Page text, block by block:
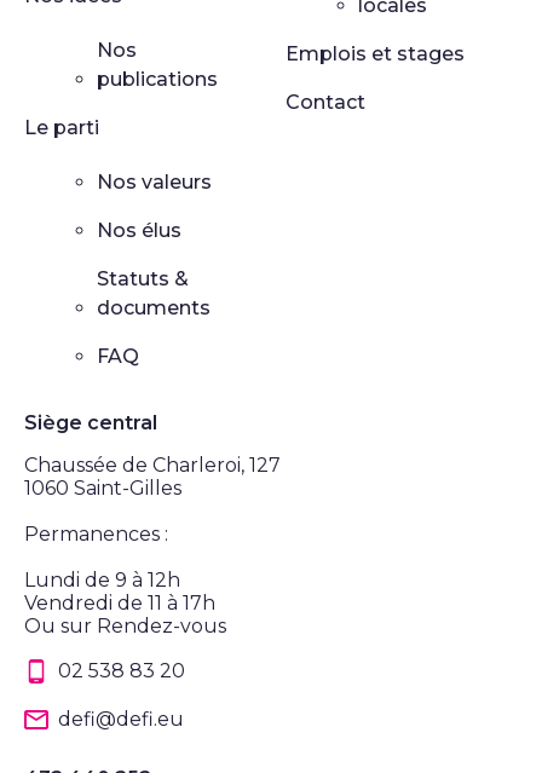
Nos
publications
Le parti
Nos valeurs
Nos élus
Statuts &
documents
FAQ
locales
Emplois et stages
Contact
Siège central
Chaussée de Charleroi, 127
1060 Saint-Gilles
Permanences :
Lundi de 9 à 12h
Vendredi de 11 à 17h
Ou sur Rendez-vous
02 538 83 20
defi@defi.eu